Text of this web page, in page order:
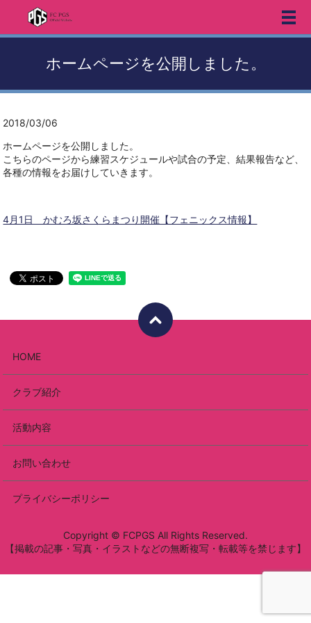
メ
ホームページを公開しました。
2018/03/06
ホームページを公開しました。
こちらのページから練習スケジュールや試合の予定、結果報告など、
各種の情報をお届けしていきます。
4月1日 かむろ坂さくらまつり開催【フェニックス情報】
HOME
クラブ紹介
活動内容
お問い合わせ
プライバシーポリシー
Copyright © FCPGS All Rights Reserved.
【掲載の記事・写真・イラストなどの無断複写・転載等を禁じます】